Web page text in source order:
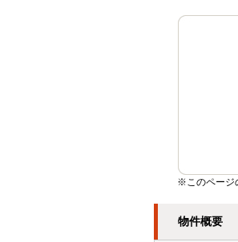
※このページ
物件概要